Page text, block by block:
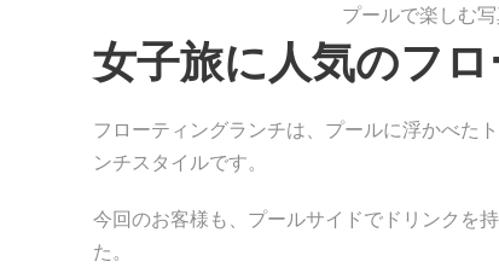
プールで楽しむ
女子旅に人気のフ
フローティングランチは、プールに浮かべた
ンチスタイルです。
今回のお客様も、プールサイドでドリンクを
た。